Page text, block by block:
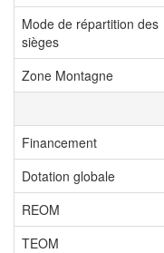
Mode de répartition des
sièges
Zone Montagne
Financement
Dotation globale
REOM
TEOM